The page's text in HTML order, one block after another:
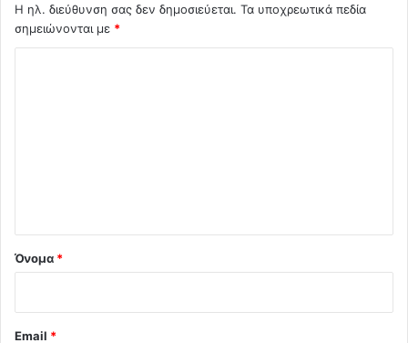
Η ηλ. διεύθυνση σας δεν δημοσιεύεται. Τα υποχρεωτικά πεδία
σημειώνονται με *
Όνομα *
Email *